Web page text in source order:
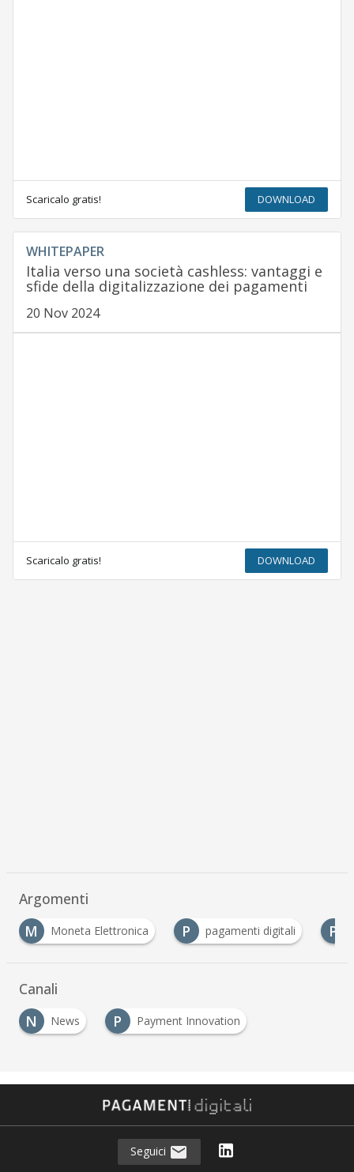
Scaricalo gratis! DOWNLOAD
WHITEPAPER
Italia verso una società cashless: vantaggi e
sfide della digitalizzazione dei pagamenti
20 Nov 2024
Scaricalo gratis! DOWNLOAD
Argomenti
M
Moneta Elettronica P pagamenti digitali P
Canali
N
News P
Payment Innovation
Seguici